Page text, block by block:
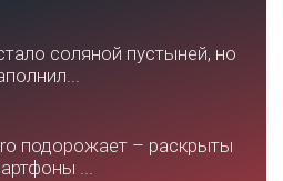
соляной пустыней, но
подорожает – раскрыты
...